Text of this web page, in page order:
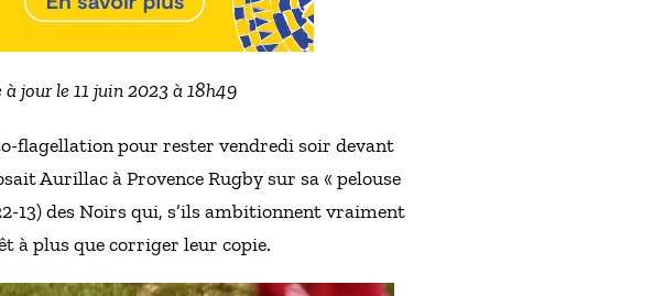
jour le 11 juin 2023 à 18h49
flagellation pour rester vendredi soir devant
Aurillac à Provence Rugby sur sa « pelouse
13) des Noirs qui, s’ils ambitionnent vraiment
à plus que corriger leur copie.